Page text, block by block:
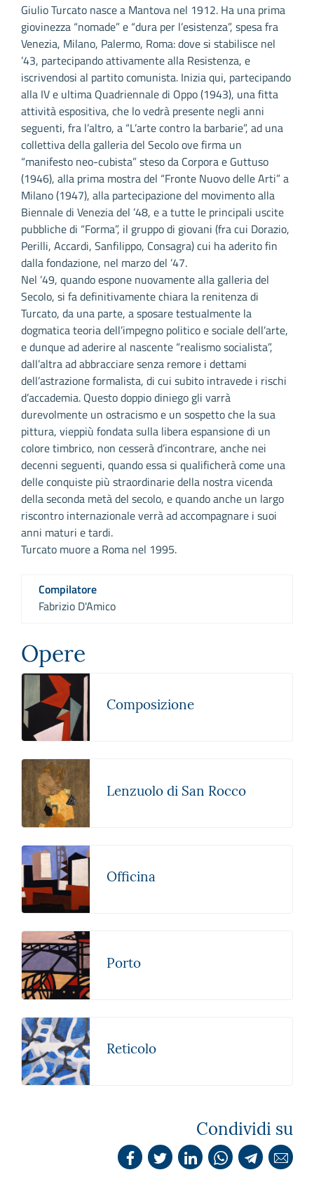
Giulio Turcato nasce a Mantova nel 1912. Ha una prima
giovinezza “nomade” e “dura per l’esistenza”, spesa fra
Venezia, Milano, Palermo, Roma: dove si stabilisce nel
’43, partecipando attivamente alla Resistenza, e
iscrivendosi al partito comunista. Inizia qui, partecipando
alla IV e ultima Quadriennale di Oppo (1943), una fitta
attività espositiva, che lo vedrà presente negli anni
seguenti, fra l’altro, a “L’arte contro la barbarie”, ad una
collettiva della galleria del Secolo ove firma un
“manifesto neo-cubista” steso da Corpora e Guttuso
(1946), alla prima mostra del “Fronte Nuovo delle Arti” a
Milano (1947), alla partecipazione del movimento alla
Biennale di Venezia del ’48, e a tutte le principali uscite
pubbliche di “Forma”, il gruppo di giovani (fra cui Dorazio,
Perilli, Accardi, Sanfilippo, Consagra) cui ha aderito fin
dalla fondazione, nel marzo del ’47.
Nel ’49, quando espone nuovamente alla galleria del
Secolo, si fa definitivamente chiara la renitenza di
Turcato, da una parte, a sposare testualmente la
dogmatica teoria dell’impegno politico e sociale dell’arte,
e dunque ad aderire al nascente “realismo socialista”,
dall’altra ad abbracciare senza remore i dettami
dell’astrazione formalista, di cui subito intravede i rischi
d’accademia. Questo doppio diniego gli varrà
durevolmente un ostracismo e un sospetto che la sua
pittura, vieppiù fondata sulla libera espansione di un
colore timbrico, non cesserà d’incontrare, anche nei
decenni seguenti, quando essa si qualificherà come una
delle conquiste più straordinarie della nostra vicenda
della seconda metà del secolo, e quando anche un largo
riscontro internazionale verrà ad accompagnare i suoi
anni maturi e tardi.
Turcato muore a Roma nel 1995.
Compilatore
Fabrizio D'Amico
Opere
Composizione
Lenzuolo di San Rocco
Officina
Porto
Reticolo
Condividi su